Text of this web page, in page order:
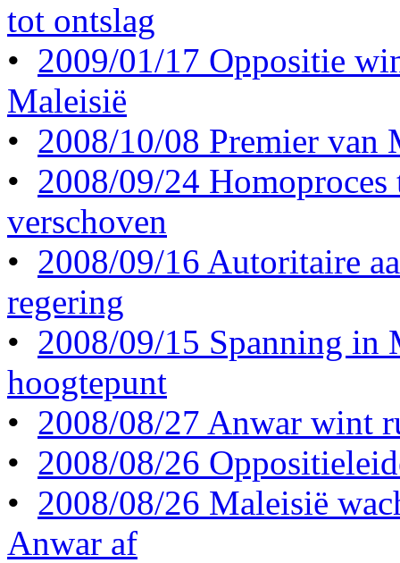
tot ontslag
• 2009/01/17 Oppositie
Maleisië
• 2008/10/08 Premier van
• 2008/09/24
verschoven
• 2008/09/16 Autoritaire
regering
• 2008/09/15 Spanning in
hoogtepunt
• 2008/08/27 Anwar wint
• 2008/08/26
• 2008/08/26 Maleisië
Anwar af